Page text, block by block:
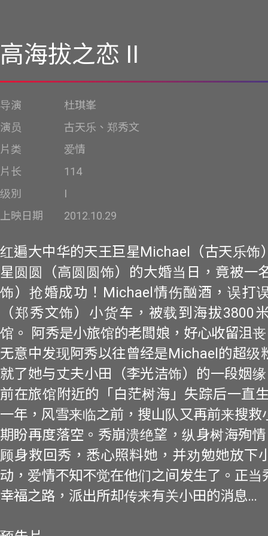
高海拔之恋 II
导演
杜琪峯
演员
古天乐、郑秀文
片类
爱情
片长
114
级別
I
上映日期
2012.10.29
红遍大中华的天王巨星Michael（古天乐饰
星圆圆（高圆圆饰）的大婚当日，竟被一
饰）抢婚成功！Michael情伤酗酒，误打
（郑秀文饰）小货车，被载到海拔3800
馆。 阿秀是小旅馆的老闆娘，好心收留沮
无意中发现阿秀以往曾经是Michael的超级
就了她与丈夫小田（李光洁饰）的一段姻
前在旅馆附近的「白茫树海」失踪后一直
一年，风雪来临之前，搜山队又再前来搜救
期盼再度落空。秀崩溃绝望，纵身树海殉
顾身救回秀，悉心照料她，并劝勉她放下
动，爱情不知不觉在他们之间发生了。正当
幸福之路，派出所却传来有关小田的消息…